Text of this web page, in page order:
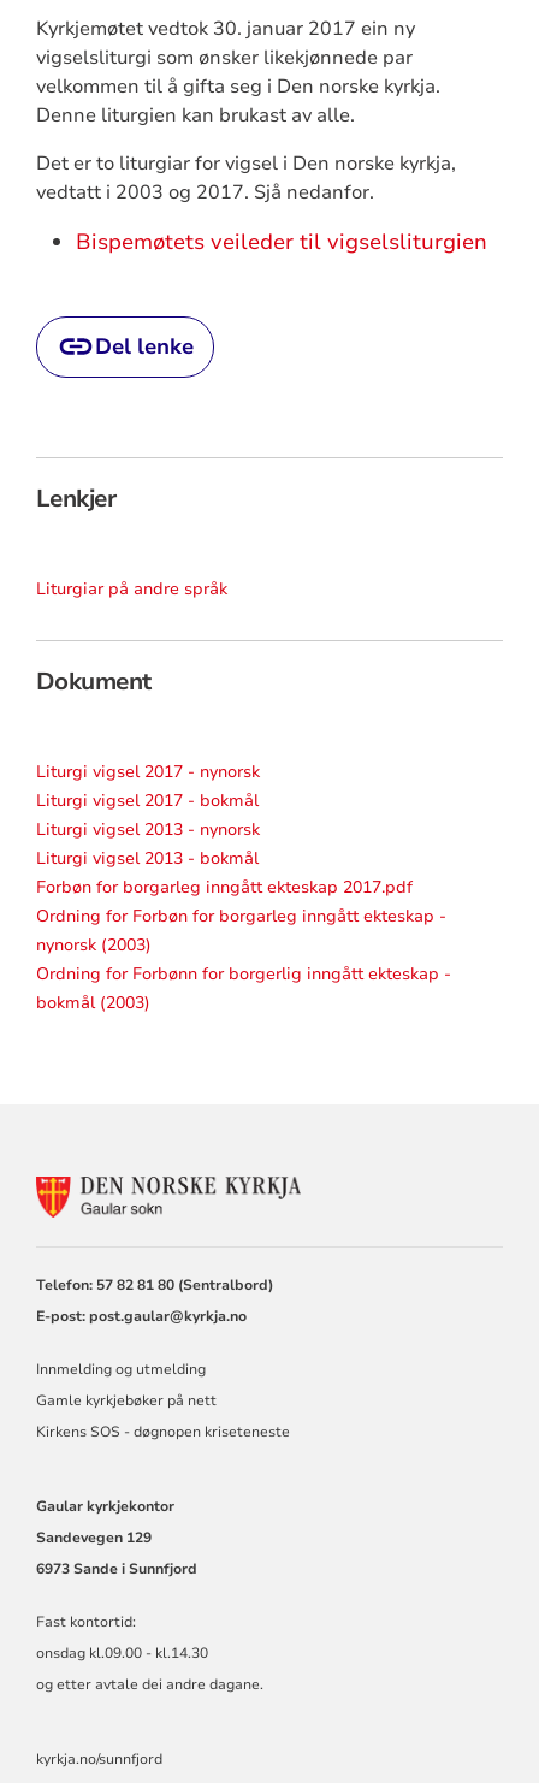
Kyrkjemøtet vedtok 30. januar 2017 ein ny
vigselsliturgi som ønsker likekjønnede par
velkommen til å gifta seg i Den norske kyrkja.
Denne liturgien kan brukast av alle.
Det er to liturgiar for vigsel i Den norske kyrkja,
vedtatt i 2003 og 2017. Sjå nedanfor.
Bispemøtets veileder til vigselsliturgien
Del lenke
Lenkjer
Liturgiar på andre språk
Dokument
Liturgi vigsel 2017 - nynorsk
Liturgi vigsel 2017 - bokmål
Liturgi vigsel 2013 - nynorsk
Liturgi vigsel 2013 - bokmål
Forbøn for borgarleg inngått ekteskap 2017.pdf
Ordning for Forbøn for borgarleg inngått ekteskap -
nynorsk (2003)
Ordning for Forbønn for borgerlig inngått ekteskap -
bokmål (2003)
KONTAKTINFORMASJON
Telefon: 57 82 81 80 (Sentralbord)
E-post:post.gaular@kyrkja.no
Innmelding og utmelding
Gamle kyrkjebøker på nett
Kirkens SOS - døgnopen kriseteneste
Gaular kyrkjekontor
Sandevegen 129
6973 Sande i Sunnfjord
Fast kontortid:
onsdag kl.09.00 - kl.14.30
og etter avtale dei andre dagane.
kyrkja.no/sunnfjord